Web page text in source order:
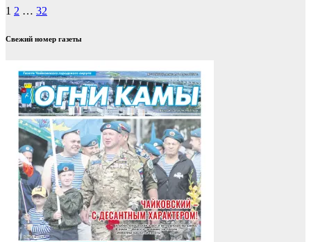
Пагинация
записей
1 2 … 32
Свежий номер газеты